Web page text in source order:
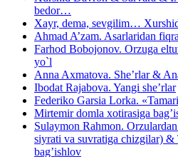
bedor…
Xayr, dema, sevgilim…
Ahmad A’zam. Asarlaridan
Farhod Bobojonov. Orzuga
yo`l
Anna Axmatova. She’rlar &
Ibodat Rajabova. Yangi she’rlar
Federiko Garsia Lorka.
Mirtemir domla xotirasiga
Sulaymon Rahmon.
siyrati va suvratiga chizgilar) &
bag’ishlov